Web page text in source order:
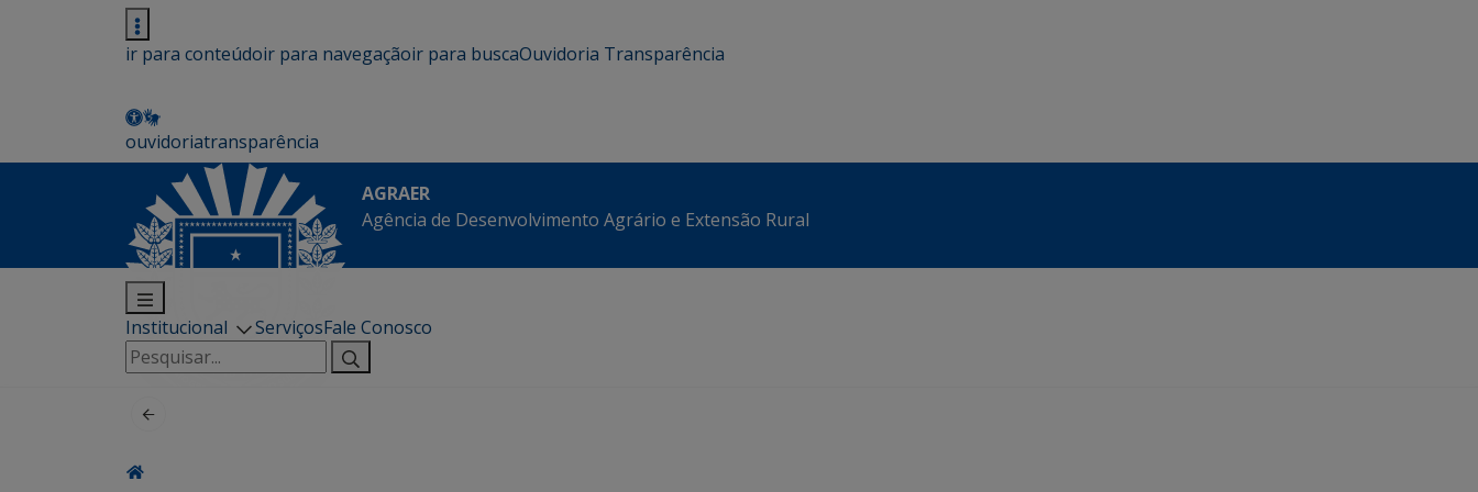
ir para conteúdoir para navegaçãoir para buscaOuvidoria Transparência
ouvidoriatransparência
AGRAER
Agência de Desenvolvimento Agrário e Extensão Rural
Institucional ServiçosFale Conosco
Pesquisar
por: